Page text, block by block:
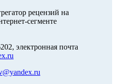
рецензий на
сегменте
электронная почта